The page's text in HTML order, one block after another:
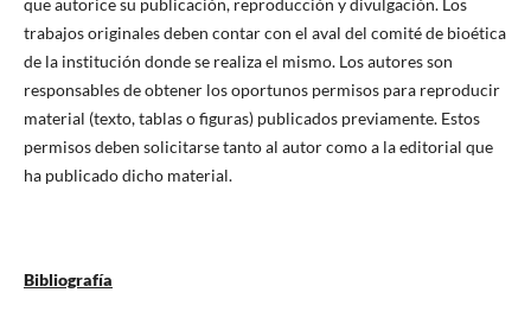
que autorice su publicación, reproducción y divulgación. Los
trabajos originales deben contar con el aval del comité de bioética
de la institución donde se realiza el mismo. Los autores son
responsables de obtener los oportunos permisos para reproducir
material (texto, tablas o figuras) publicados previamente. Estos
permisos deben solicitarse tanto al autor como a la editorial que
ha publicado dicho material.
Bibliografía